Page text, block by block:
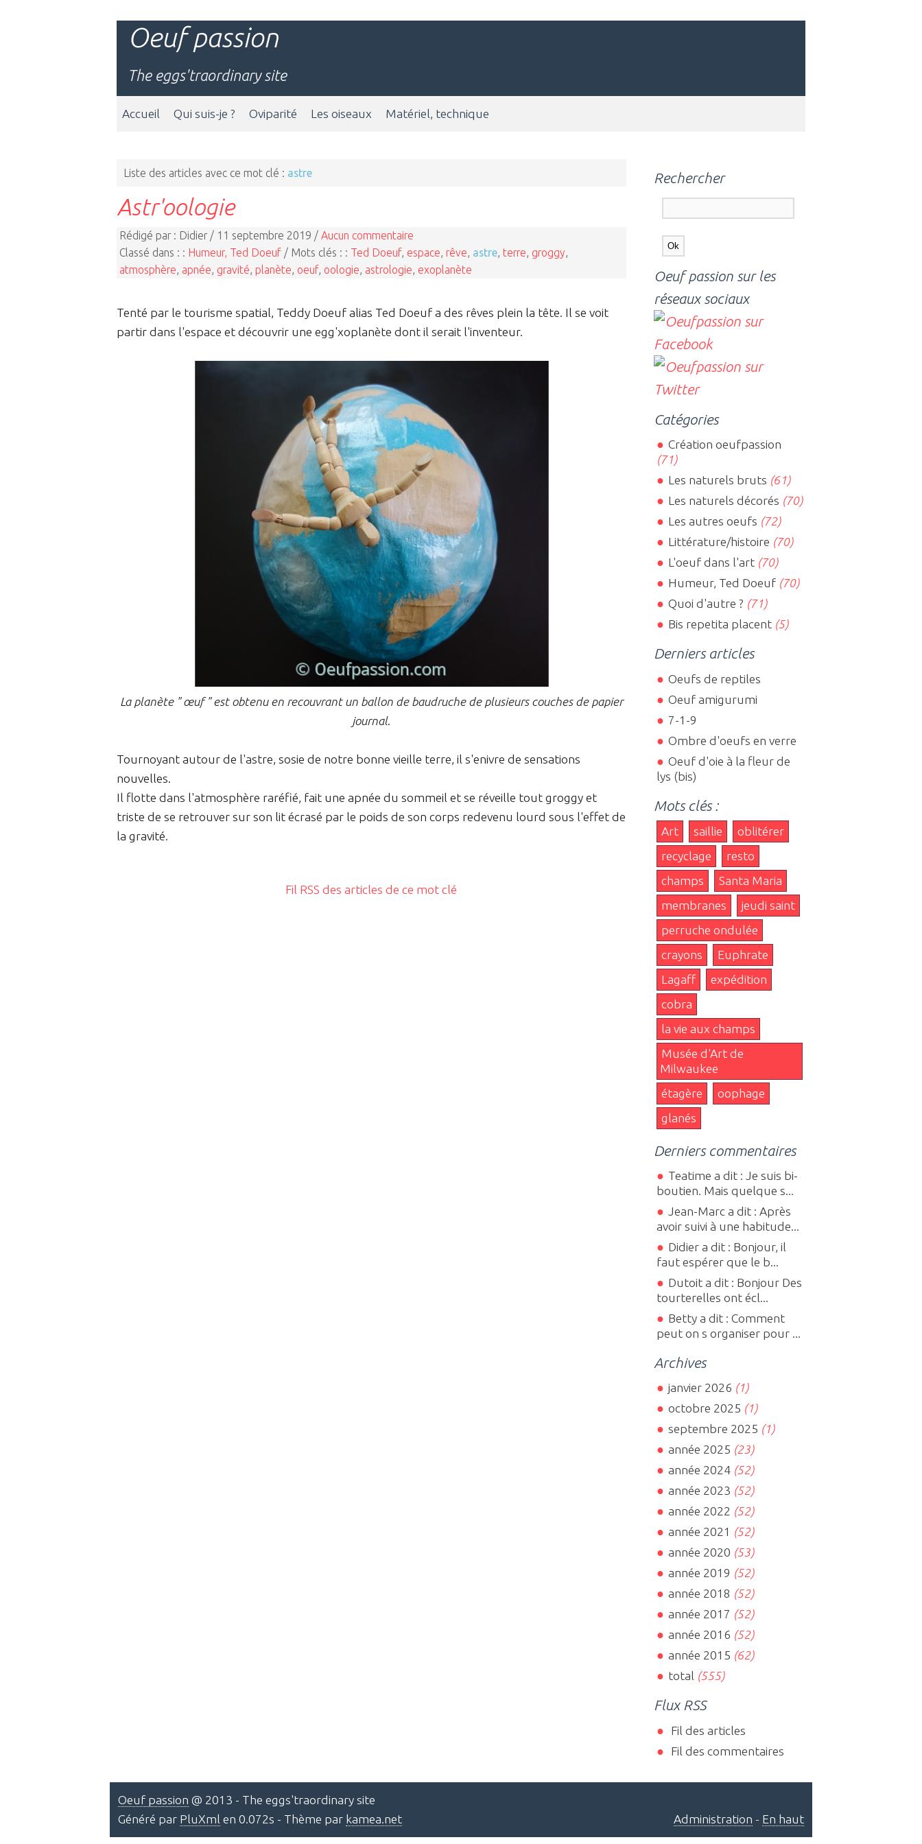
Oeuf passion
The eggs'traordinary site
Accueil Qui suis-je ? Oviparité Les oiseaux Matériel, technique
Liste des articles avec ce mot clé : astre
Astr'oologie
Rédigé par : Didier / 11 septembre 2019 / Aucun commentaire
Classé dans : : Humeur, Ted Doeuf / Mots clés : : Ted Doeuf, espace rêve astre terre groggy
atmosphère apnée gravité planète oeuf, oologie astrologie exoplanète
Tenté par le tourisme spatial, Teddy Doeuf alias Ted Doeuf a des rêves plein la tête. Il se voit
partir dans l'espace et découvrir une egg'xoplanète dont il serait l'inventeur.
La planète " œuf " est obtenu en recouvrant un ballon de baudruche de plusieurs couches de papier
journal.
Tournoyant autour de l'astre, sosie de notre bonne vieille terre, il s'enivre de sensations
nouvelles.
Il flotte dans l'atmosphère raréfié, fait une apnée du sommeil et se réveille tout groggy et
triste de se retrouver sur son lit écrasé par le poids de son corps redevenu lourd sous l'effet de
la gravité.
Fil RSS des articles de ce mot clé
Rechercher
Oeuf passion sur les
réseaux sociaux
Catégories
Création oeufpassion
(71)
Les naturels bruts (61)
Les naturels décorés (70)
Les autres oeufs (72)
Littérature/histoire (70)
L'oeuf dans l'art(70)
Humeur, Ted Doeuf(70)
Quoi d'autre ? (71)
Bis repetita placent(5)
Derniers articles
Oeufs de reptiles
Oeuf amigurumi
7-1-9
Ombre d'oeufs en verre
Oeuf d'oie à la fleur de
lys (bis)
Mots clés :
Art saillie
oblitérer
recyclage
resto
champs
Santa Maria
membranes
jeudi saint
perruche ondulée
crayons
Euphrate
Lagaff
expédition
cobra
la vie aux champs
Musée d'Art de
Milwaukee
étagère
oophage
glanés
Derniers commentaires
Teatime a dit : Je suis bi-
boutien. Mais quelque s...
Jean-Marc a dit : Après
avoir suivi à une habitude...
Didier a dit : Bonjour, il
faut espérer que le b...
Dutoit a dit : Bonjour Des
tourterelles ont écl...
Betty a dit : Comment
peut on s organiser pour ...
Archives
janvier 2026 (1)
octobre 2025 (1)
septembre 2025 (1)
année 2025 (23)
année 2024(52)
année 2023 (52)
année 2022 (52)
année 2021 (52)
année 2020 (53)
année 2019 (52)
année 2018 (52)
année 2017 (52)
année 2016 (52)
année 2015 (62)
total (555)
Flux RSS
Fil des articles
Fil des commentaires
Oeuf passion @ 2013 - The eggs'traordinary site
Généré par PluXml en 0.072s - Thème par kamea.net Administration - En haut